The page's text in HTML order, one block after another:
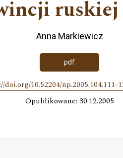
ruskiej
Anna Markiewicz
pdf
doi.org/10.52204/np.2005.104.111-
Opublikowane: 30.12.2005